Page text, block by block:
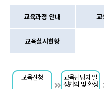
교육과정 안내 교
교육실시현황
교육신청 교육담당자 일
정협의 및 확정